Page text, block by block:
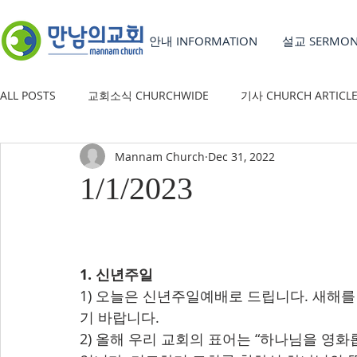
안내 INFORMATION 설교
ALL POSTS 교회소식 CHURCHWIDE 기사 CHURCH
YOUTH GROUP 유초등부 CHILDREN'S MINISTRY
1/1/2023
Mannam Church Dec 31, 2022
1. 신년주일
1) 오늘은 신년주일예배로 드립니다. 새해
기 바랍니다.
2) 올해 우리 교회의 표어는 “하나님을 영